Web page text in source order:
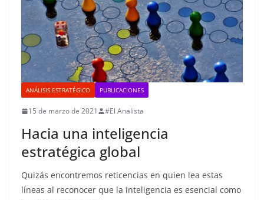
ANÁLISIS ESTRATÉGICO PUBLICACIONES
15 de marzo de 2021 #El Analista
Hacia una inteligencia
estratégica global
Quizás encontremos reticencias en quien lea estas
líneas al reconocer que la inteligencia es esencial como